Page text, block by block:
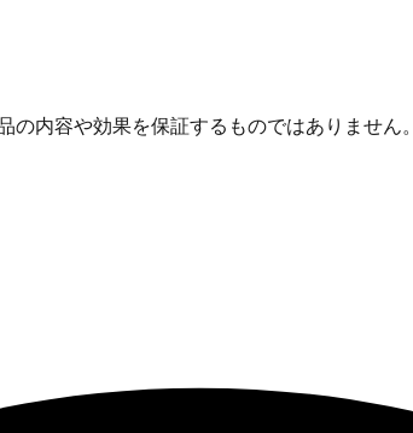
内容や効果を保証するものではありません。